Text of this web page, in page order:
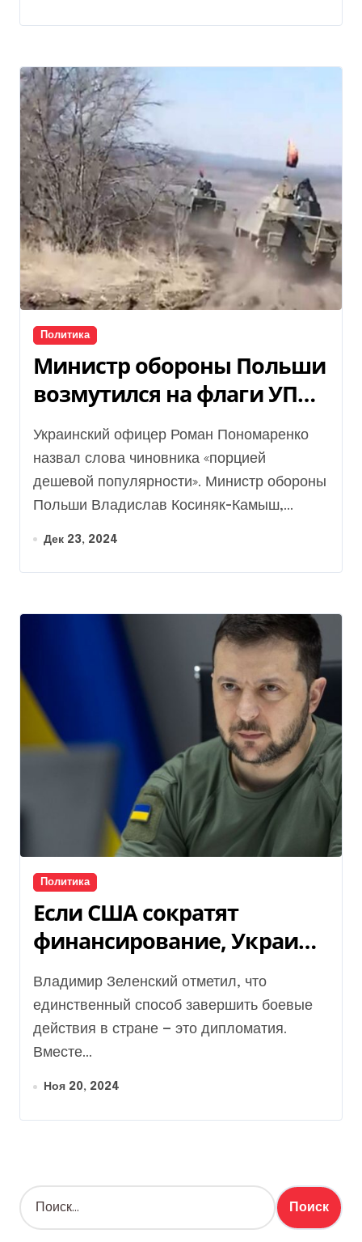
Политика
Министр обороны Польши
возмутился на флаги УПА
— офицер Азова
отреагировал
Украинский офицер Роман Пономаренко
назвал слова чиновника «порцией
дешевой популярности». Министр обороны
Польши Владислав Косиняк-Камыш,...
Дек 23, 2024
Политика
Если США сократят
финансирование, Украина
проиграет — Владимир
Зеленский
Владимир Зеленский отметил, что
единственный способ завершить боевые
действия в стране — это дипломатия.
Вместе...
Ноя 20, 2024
Н
а